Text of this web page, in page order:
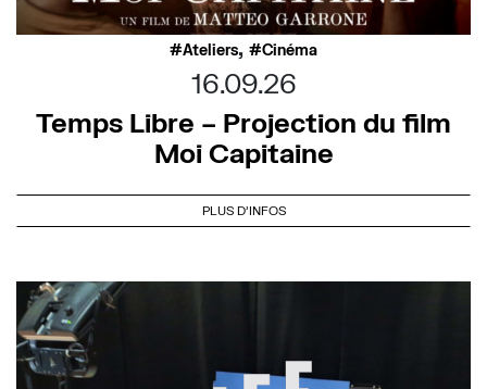
Ateliers, Cinéma
16.09.26
Temps Libre – Projection du film
Moi Capitaine
PLUS D'INFOS